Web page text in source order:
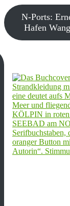
N-Ports:
Hafen